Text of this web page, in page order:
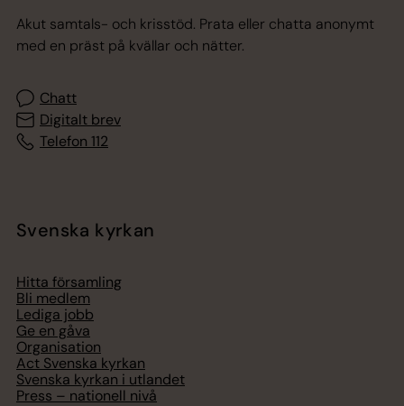
Akut samtals- och krisstöd. Prata eller chatta anonymt
med en präst på kvällar och nätter.
Chatt
Digitalt brev
Telefon 112
Svenska kyrkan
Hitta församling
Bli medlem
Lediga jobb
Ge en gåva
Organisation
Act Svenska kyrkan
Svenska kyrkan i utlandet
Press – nationell nivå